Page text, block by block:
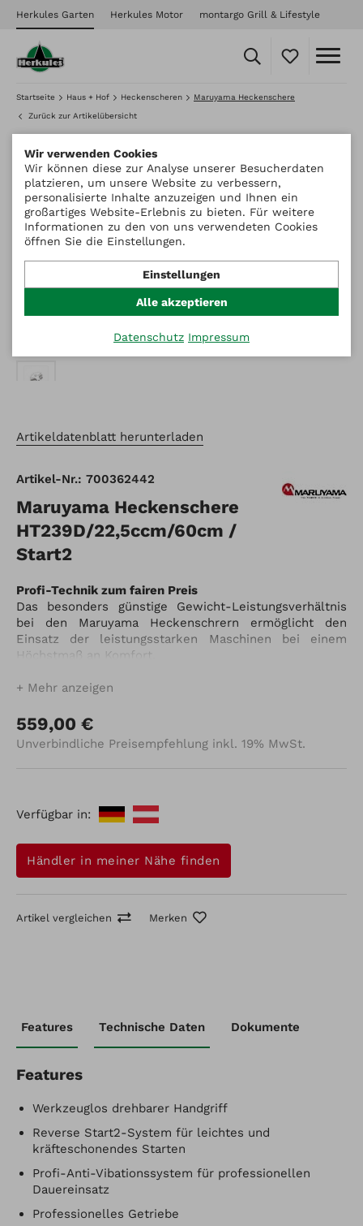
Herkules Garten Herkules Motor montargo Grill & Lifestyle
Startseite Haus + Hof Heckenscheren Maruyama Heckenschere
Zurück zur Artikelübersicht
Artikeldatenblatt herunterladen
Artikel-Nr.: 700362442
Maruyama Heckenschere
HT239D/22,5ccm/60cm /
Start2
Profi-Technik zum fairen Preis
Das besonders günstige Gewicht-Leistungsverhältnis
bei den Maruyama Heckenschrern ermöglicht den
Einsatz der leistungsstarken Maschinen bei einem
Höchstmaß an Komfort.
System wird das Starten erheblich erleichtert.
Mehr anzeigen
559,00 €
Unverbindliche Preisempfehlung inkl. 19% MwSt.
Verfügbar in:
Händler in meiner Nähe finden
Artikel vergleichen Merken
Maruyama Heckenschere
Features Technische Daten Dokumente
Features
Werkzeuglos drehbarer Handgriff
Reverse Start2-System für leichtes und
kräfteschonendes Starten
Profi-Anti-Vibationssystem für professionellen
Dauereinsatz
Professionelles Getriebe
Wir verwenden Cookies
Wir können diese zur Analyse unserer Besucherdaten
platzieren, um unsere Website zu verbessern,
personalisierte Inhalte anzuzeigen und Ihnen ein
großartiges Website-Erlebnis zu bieten. Für weitere
Informationen zu den von uns verwendeten Cookies
öffnen Sie die Einstellungen.
Einstellungen
Alle akzeptieren
Datenschutz Impressum